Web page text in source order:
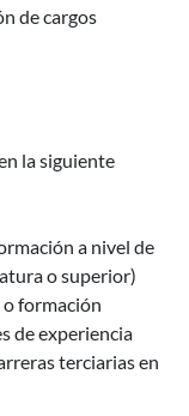
de cargos
la siguiente
a nivel de
o superior)
formación
de experiencia
terciarias en